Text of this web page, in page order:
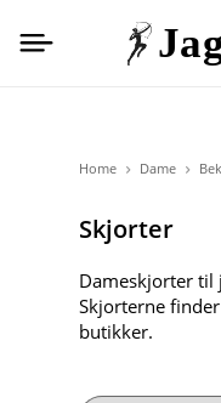
Home Dame
Skjorter
Dameskjorter til
Skjorterne
butikker.